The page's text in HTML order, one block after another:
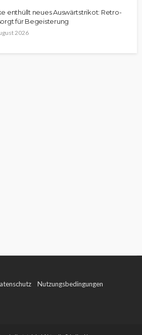
enthüllt neues Auswärtstrikot: Retro-
für Begeisterung
2026
Nutzungsbedingungen